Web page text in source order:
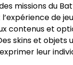
missions du
de
contenus et
skins et objets
leur